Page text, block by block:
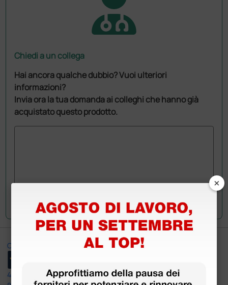
Chiedi a un collega
Hai ancora qualche dubbio? Vuoi ulteriori
informazioni?
Invia ora la tua domanda ai colleghi che hanno già
acquistato questo prodotto.
Invia la tua domanda
Ottimo
4,6
×